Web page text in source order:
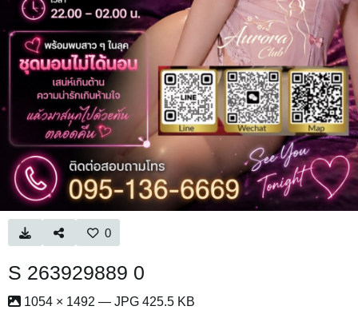
0
S 263929889 0
1054 × 1492 — JPG 425.5 KB